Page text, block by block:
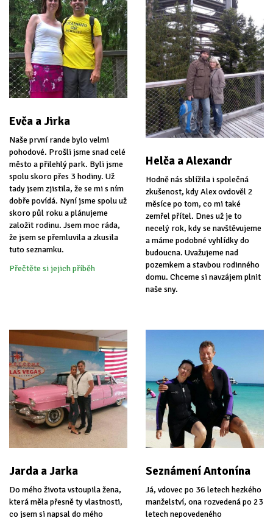
Evča a Jirka
Naše první rande bylo velmi
pohodové. Prošli jsme snad celé
město a přilehlý park. Byli jsme
spolu skoro přes 3 hodiny. Už
tady jsem zjistila, že se mi s ním
dobře povídá. Nyní jsme spolu už
skoro půl roku a plánujeme
založit rodinu. Jsem moc ráda,
že jsem se přemluvila a zkusila
tuto seznamku.
Přečtěte si jejich příběh
Helča a Alexandr
Hodně nás sblížila i společná
zkušenost, kdy Alex ovdověl 2
měsíce po tom, co mi také
zemřel přítel. Dnes už je to
necelý rok, kdy se navštěvujeme
a máme podobné vyhlídky do
budoucna. Uvažujeme nad
pozemkem a stavbou rodinného
domu. Chceme si navzájem plnit
naše sny.
Jarda a Jarka
Do mého života vstoupila žena,
která měla přesně ty vlastnosti,
co jsem si napsal do mého
Seznámení Antonína
Já, vdovec po 36 letech hezkého
manželství, ona rozvedená po 23
letech nepovedeného